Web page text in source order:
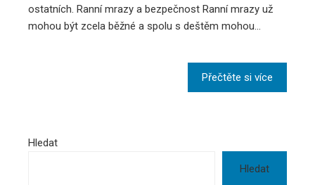
ostatních. Ranní mrazy a bezpečnost Ranní mrazy už
mohou být zcela běžné a spolu s deštěm mohou…
Přečtěte si více
Hledat
Hledat